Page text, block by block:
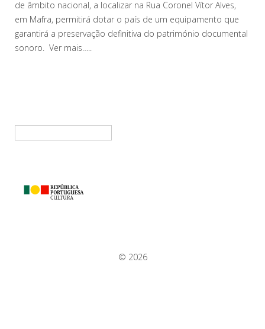
de âmbito nacional, a localizar na Rua Coronel Vítor Alves,
em Mafra, permitirá dotar o país de um equipamento que
garantirá a preservação definitiva do património documental
sonoro. Ver mais…..
© 2026